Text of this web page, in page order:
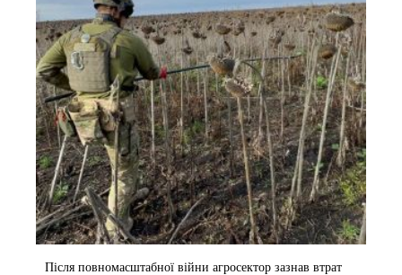
Після повномасштабної війни агросектор зазнав втрат